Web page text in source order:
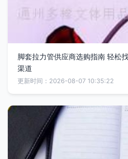
脚套拉力管供应商选购指南 轻松
渠道
更新时间：2026-08-07 10:35:22